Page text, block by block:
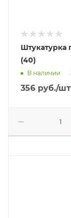
Штукатурка
(40)
В наличии
356 руб./шт